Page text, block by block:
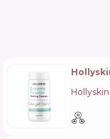
Hollyskin